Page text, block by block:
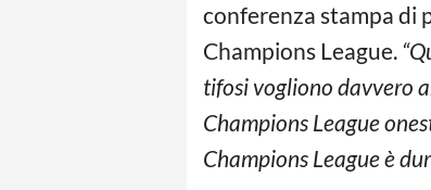
conferenza stampa di
Champions League.
tifosi vogliono davvero
Champions League
Champions League è